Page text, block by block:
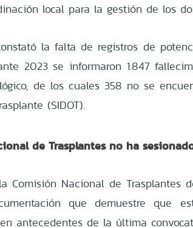
local para la gestión de los
la falta de registros de
2023 se informaron 1.847
de los cuales 358 no se
(SIDOT).
de Trasplantes no ha
Comisión Nacional de Trasplantes
que demuestre que
antecedentes de la última